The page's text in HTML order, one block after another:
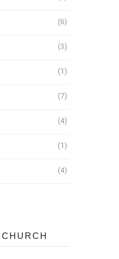
(6)
(3)
(1)
(7)
(4)
(1)
(4)